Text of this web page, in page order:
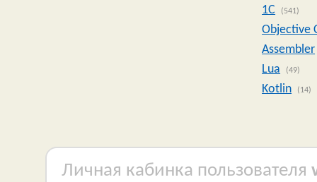
1C (541)
Objective
Assembler
Lua
(49)
Kotlin (14)
Личная кабинка пользователя